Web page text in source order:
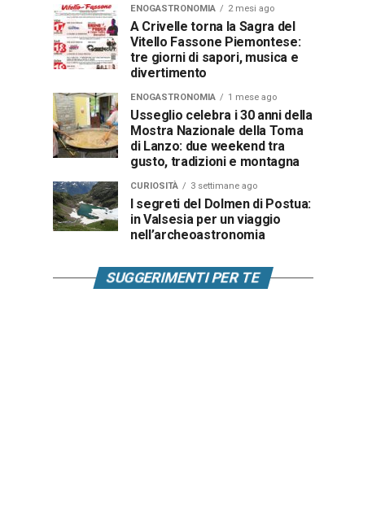
ENOGASTRONOMIA 2 mesi ago
A Crivelle torna la Sagra del
Vitello Fassone Piemontese:
tre giorni di sapori, musica e
divertimento
ENOGASTRONOMIA 1 mese ago
Usseglio celebra i 30 anni della
Mostra Nazionale della Toma
di Lanzo: due weekend tra
gusto, tradizioni e montagna
CURIOSITÀ 3 settimane ago
I segreti del Dolmen di Postua:
in Valsesia per un viaggio
nell’archeoastronomia
SUGGERIMENTI PER TE